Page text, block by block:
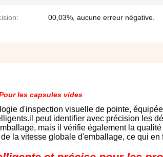
00,03%, aucune erreur négative.
les capsules vides
d'inspection visuelle de pointe,
peut identifier avec précision les
mais il vérifie également la qualité
la vitesse globale d'emballage, ce qui en